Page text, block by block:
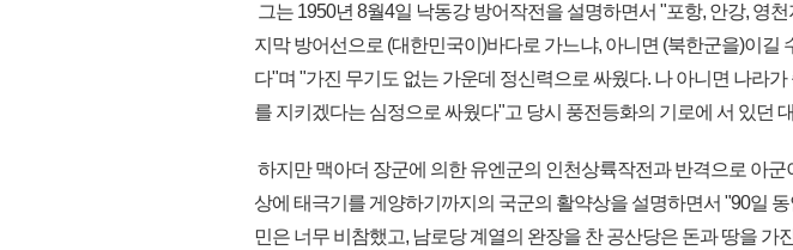
그는 1950년 8월4일 낙동강 방어작전을 설명하면서 "포항, 안강, 영
지막 방어선으로 (대한민국이)바다로 가느냐, 아니면 (북한군을)이길
다"며 "가진 무기도 없는 가운데 정신력으로 싸웠다. 나 아니면 나라
를 지키겠다는 심정으로 싸웠다"고 당시 풍전등화의 기로에 서 있던
하지만 맥아더 장군에 의한 유엔군의 인천상륙작전과 반격으로 아군
상에 태극기를 게양하기까지의 국군의 활약상을 설명하면서 "90일
민은 너무 비참했고, 남로당 계열의 완장을 찬 공산당은 돈과 땅을 가